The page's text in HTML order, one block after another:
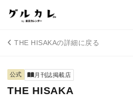
THE HISAKAの詳細に戻る
公式 月刊誌掲載店
THE HISAKA